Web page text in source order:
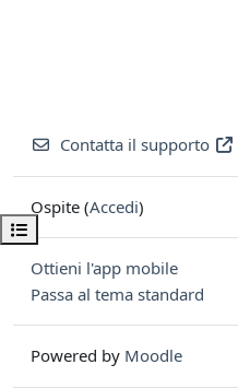
Apri indice del corso
Contatta il supporto
Ospite (Accedi)
Ottieni l'app mobile
Passa al tema standard
Powered by Moodle